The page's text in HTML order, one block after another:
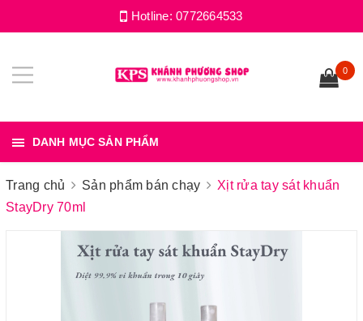
Hotline:0772664533
0
DANH MỤC SẢN PHẨM
Trang chủ Sản phẩm bán chạy
Xịt rửa tay sát khuẩn
StayDry 70ml